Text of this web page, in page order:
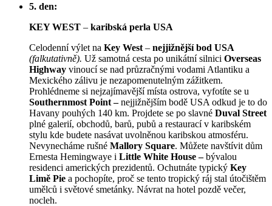
5. den:
KEY WEST – karibská perla USA
Celodenní výlet na Key West – nejjižnější bod USA
(falkutativně). Už samotná cesta po unikátní silnici Overseas
Highway vinoucí se nad průzračnými vodami Atlantiku a
Mexického zálivu je nezapomenutelným zážitkem.
Prohlédneme si nejzajímavější místa ostrova, vyfotíte se u
Southernmost Point –nejjižnějším bodě USA odkud je to do
Havany pouhých 140 km. Projdete se po slavné Duval Street
plné galerií, obchodů, barů, pubů a restaurací v karibském
stylu kde budete nasávat uvolněnou karibskou atmosféru.
Nevynecháme rušné Mallory Square. Můžete navštívit dům
Ernesta Hemingwaye i Little White House –bývalou
residenci amerických prezidentů. Ochutnáte typický Key
Limě Pie a pochopíte, proč se tento tropický ráj stal útočištěm
umělců i světové smetánky. Návrat na hotel pozdě večer,
nocleh.